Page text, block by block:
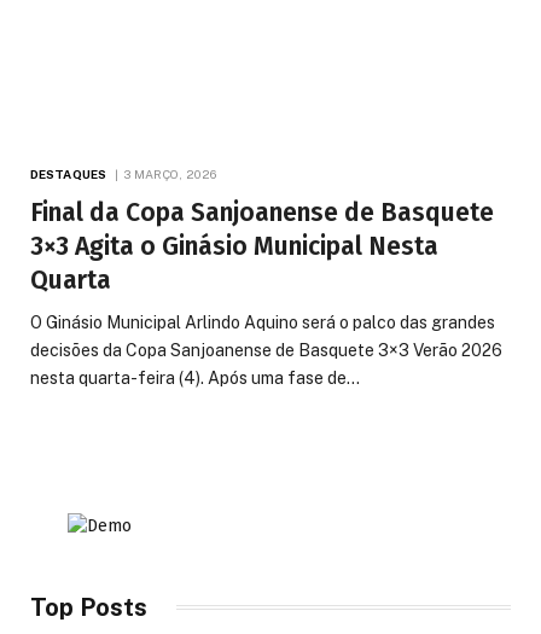
DESTAQUES 3 MARÇO, 2026
Final da Copa Sanjoanense de Basquete
3×3 Agita o Ginásio Municipal Nesta
Quarta
O Ginásio Municipal Arlindo Aquino será o palco das grandes
decisões da Copa Sanjoanense de Basquete 3×3 Verão 2026
nesta quarta-feira (4). Após uma fase de…
Top Posts